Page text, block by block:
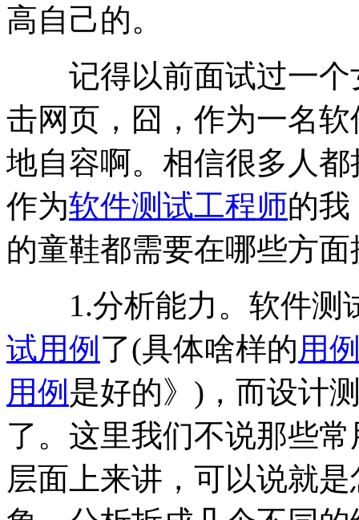
高自己的。
记得以前面试过一个
击网页，囧，作为一名软
地自容啊。相信很多人
作为软件测试工程师的
的童鞋都需要在哪些方
1.分析能力。软件测
试用例 了(具体啥样的用
用例 是好的》)，而设计
了。这里我们不说那些
层面上来讲，可以说就